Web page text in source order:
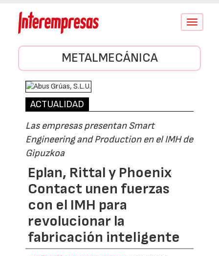
Conmutar
METALMECÁNICA
ACTUALIDAD
Las empresas presentan Smart
Engineering and Production en el IMH de
Gipuzkoa
Eplan, Rittal y Phoenix
Contact unen fuerzas
con el IMH para
revolucionar la
fabricación inteligente